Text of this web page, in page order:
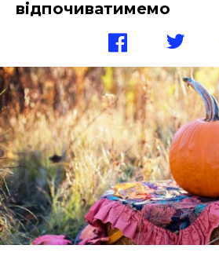
відпочиватимемо